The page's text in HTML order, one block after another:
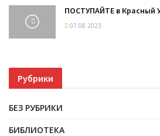
ПОСТУПАЙТЕ в Красный
07.08.2023
Рубрики
БЕЗ РУБРИКИ
БИБЛИОТЕКА